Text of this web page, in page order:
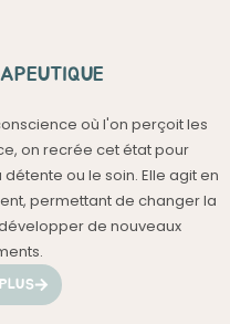
où l'on perçoit les
on recrée cet état pour
ou le soin. Elle agit en
permettant de changer la
de nouveaux